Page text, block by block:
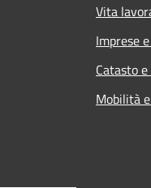
Vita
Imprese
Catasto
Mobilità